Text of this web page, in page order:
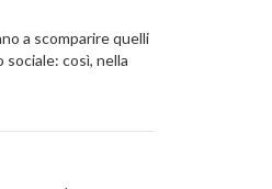
a scomparire quelli
così, nella